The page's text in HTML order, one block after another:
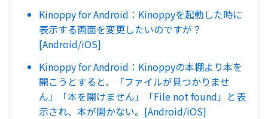
Kinoppy for Android：Kinoppyを起動した時に
表示する画面を変更したいのですが？
[Android/iOS]
Kinoppy for Android：Kinoppyの本棚より本を
開こうとすると、「ファイルが見つかりませ
ん」「本を開けません」「File not found」と表
示され、本が開かない。[Android/iOS]